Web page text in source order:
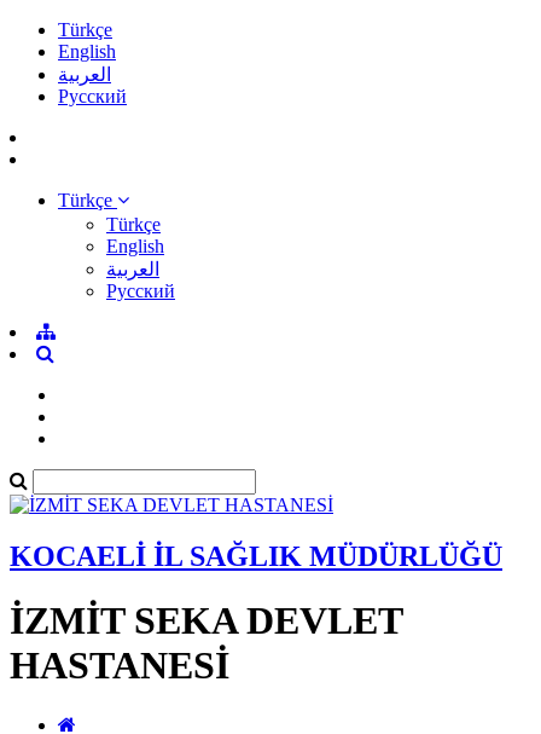
Türkçe
English
العربية
Pусский
Türkçe
Türkçe
English
العربية
Pусский
KOCAELİ İL SAĞLIK MÜDÜRLÜĞÜ
İZMİT SEKA DEVLET
HASTANESİ